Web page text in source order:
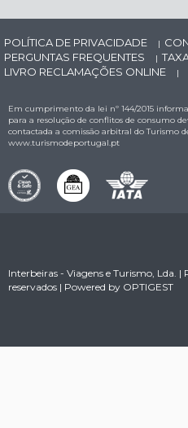
POLÍTICA DE PRIVACIDADE |
PERGUNTAS FREQUENTES |
LIVRO RECLAMAÇÕES ONLINE |
Em cumprimento da lei nº 144/2015
para a resolução de conflitos de consumo
contactada a comissão arbitral do Turismo
www.turismodeportugal.pt
Interbeiras - Viagens e Turismo, Lda. |
reservados | Powered by OPTIGEST